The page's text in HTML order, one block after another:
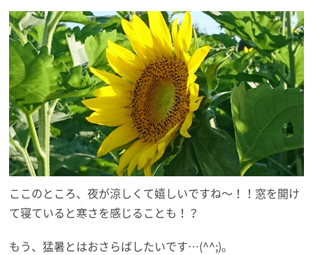
ここのところ、夜が涼しくて嬉しいですね～！！窓を開け
て寝ていると寒さを感じることも！？
もう、猛暑とはおさらばしたいです…(^^;)。